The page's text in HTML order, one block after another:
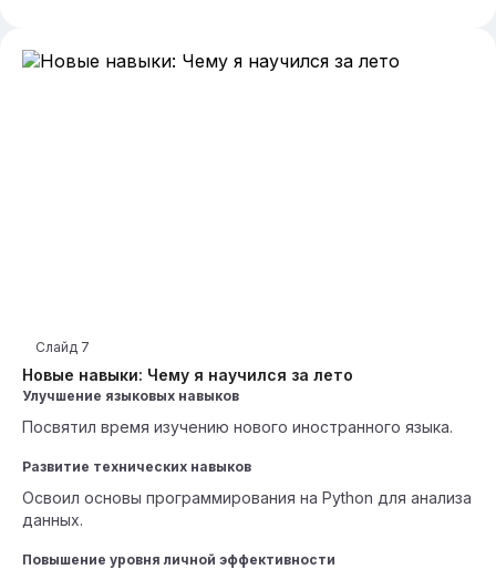
Новые навыки: Чему я научился за лето
Слайд 7
Улучшение языковых навыков
Посвятил время изучению нового иностранного языка.
Развитие технических навыков
Освоил основы программирования на Python для анализа
данных.
Повышение уровня личной эффективности